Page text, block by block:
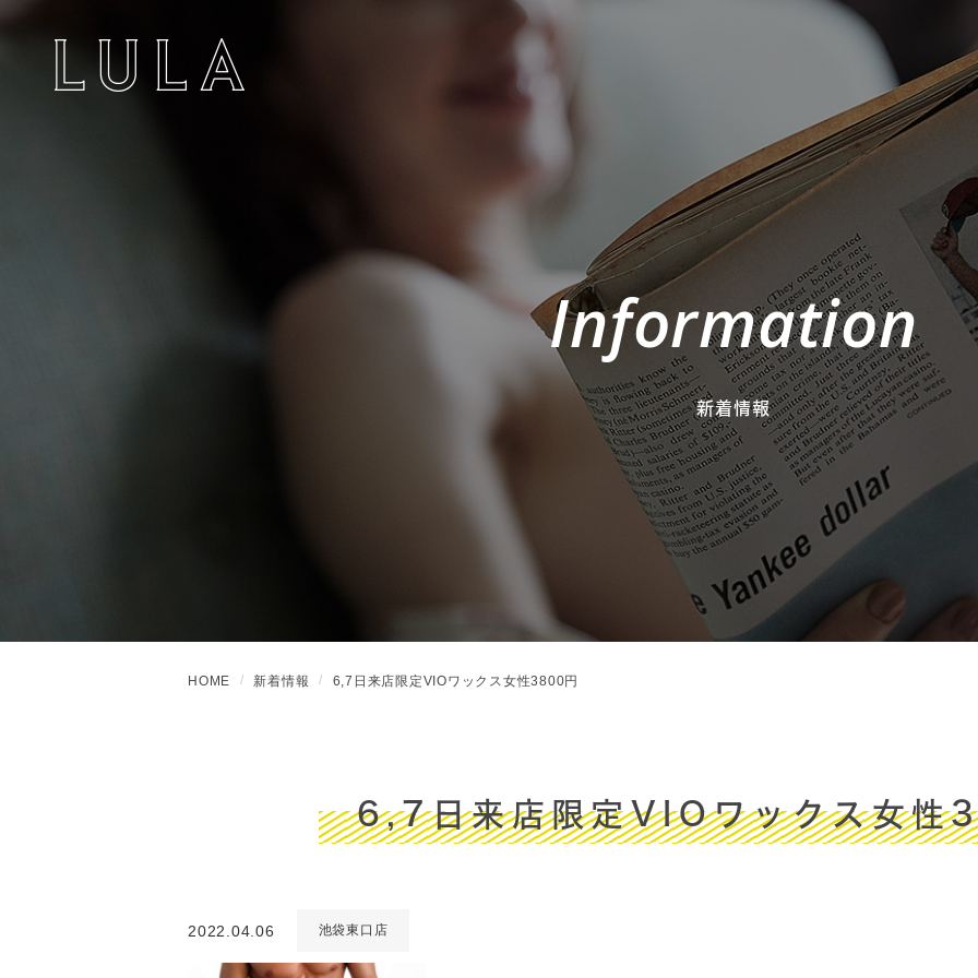
Information
新着情報
HOME 新着情報 6,7日来店限定VIOワックス女性3800円
6,7日来店限定VIOワックス女
2022.04.06 池袋東口店